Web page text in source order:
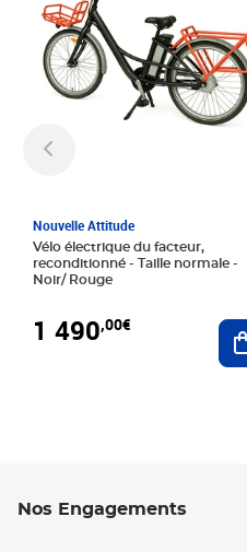
Nouvelle Attitude
Vélo électrique du facteur,
reconditionné - Taille normale -
Noir/ Rouge
1 490,00€
Nos Engagements